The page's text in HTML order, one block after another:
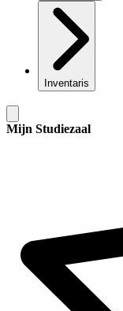
Inventaris
Mijn Studiezaal